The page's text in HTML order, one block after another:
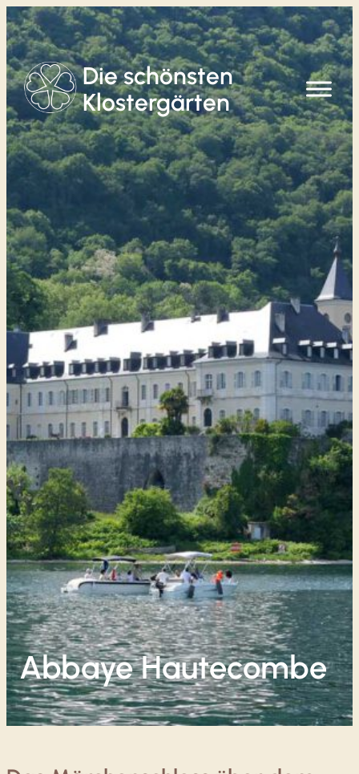
Zum
Inhalt
springen
Die schönsten
Klostergärten
Abbaye Hautecombe